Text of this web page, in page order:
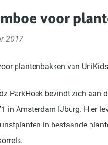
voor
2017
plantenbakken van
ParkHoek bevindt zich aan
in Amsterdam IJburg. Hier
in bestaande